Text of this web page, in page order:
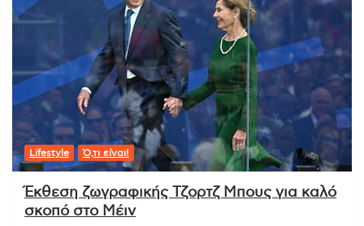
Lifestyle Ό,τι είναι!
Έκθεση ζωγραφικής Τζορτζ Μπους για καλό
σκοπό στο Μέιν